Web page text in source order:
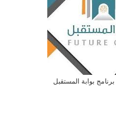
بوابة المستقبل